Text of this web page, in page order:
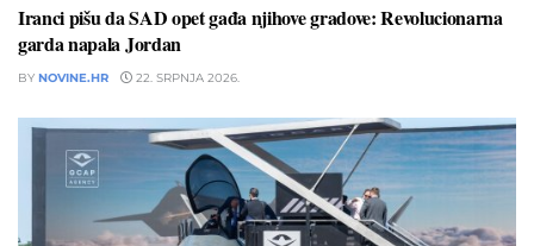
Iranci pišu da SAD opet gađa njihove gradove: Revolucionarna
garda napala Jordan
BY NOVINE.HR 22. SRPNJA 2026.